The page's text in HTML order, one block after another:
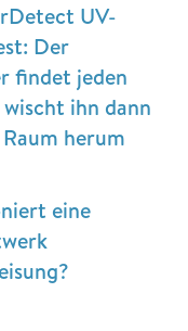
UV-
Der
findet jeden
ihn dann
herum
eine